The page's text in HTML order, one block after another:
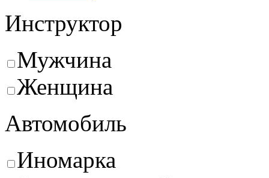
Инструктор
Мужчина
Женщина
Автомобиль
Иномарка